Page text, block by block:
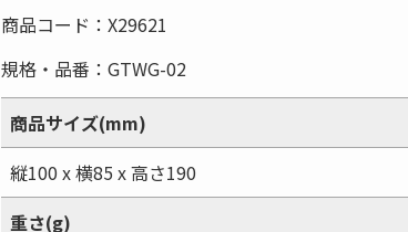
商品コード：X29621
規格・品番：GTWG-02
商品サイズ(mm)
縦100 x 横85 x 高さ190
重さ(g)